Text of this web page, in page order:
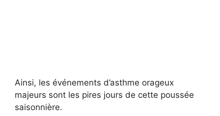
Ainsi, les événements d’asthme orageux
majeurs sont les pires jours de cette poussée
saisonnière.